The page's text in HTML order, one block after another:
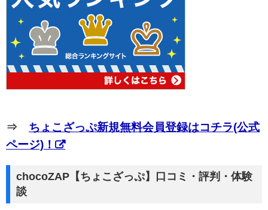
⇒ ちょこざっぷ新規無料会員登録はコチラ(公式
ページ)！
chocoZAP【ちょこざっぷ】口コミ・評判・体験
談